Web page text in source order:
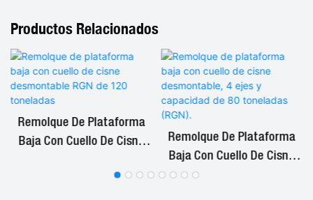
Productos Relacionados
Remolque De Plataforma
Baja Con Cuello De Cisne
Remolque De Plataforma
Baja Con Cuello De Cisne
Desmontable, 4 Ejes Y